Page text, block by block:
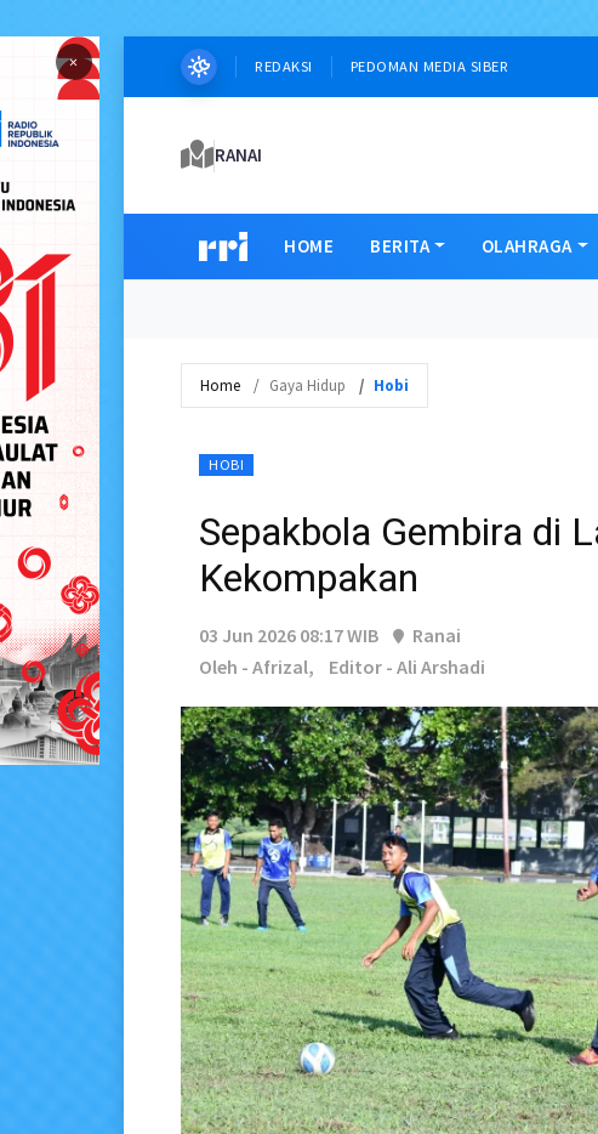
× REDAKSI PEDOMAN MEDIA SIBER
RANAI
HOME BERITA OLAHRAGA
Home Gaya Hidup Hobi
HOBI
Sepakbola Gembira di
Kekompakan
03 Jun 2026 08:17 WIB
Ranai
Oleh - Afrizal,
Editor - Ali Arshadi